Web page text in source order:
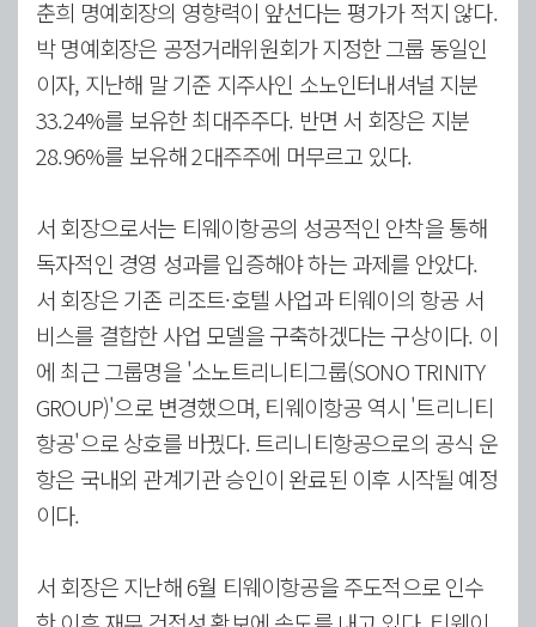
춘희 명예회장의 영향력이 앞선다는 평가가 적지 않다.
박 명예회장은 공정거래위원회가 지정한 그룹 동일인
이자, 지난해 말 기준 지주사인 소노인터내셔널 지분
33.24%를 보유한 최대주주다. 반면 서 회장은 지분
28.96%를 보유해 2대주주에 머무르고 있다.
서 회장으로서는 티웨이항공의 성공적인 안착을 통해
독자적인 경영 성과를 입증해야 하는 과제를 안았다.
서 회장은 기존 리조트·호텔 사업과 티웨이의 항공 서
비스를 결합한 사업 모델을 구축하겠다는 구상이다. 이
에 최근 그룹명을 '소노트리니티그룹(SONO TRINITY
GROUP)'으로 변경했으며, 티웨이항공 역시 '트리니티
항공'으로 상호를 바꿨다. 트리니티항공으로의 공식 운
항은 국내외 관계기관 승인이 완료된 이후 시작될 예정
이다.
서 회장은 지난해 6월 티웨이항공을 주도적으로 인수